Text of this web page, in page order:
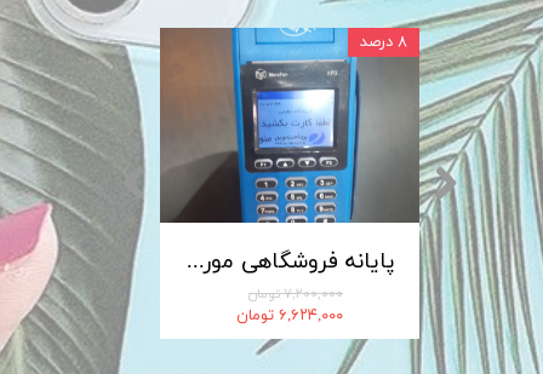
پایانه فروشگاهی مورفان MoreFun مدل H9
۷,۲۰۰,۰۰۰ تومان
۶,۶۲۴,۰۰۰ تومان
۸ درصد
کابل شارژ MICRO-USB اندروید LDNIO الدینیو مدل XS-07 متراژ 1 متر